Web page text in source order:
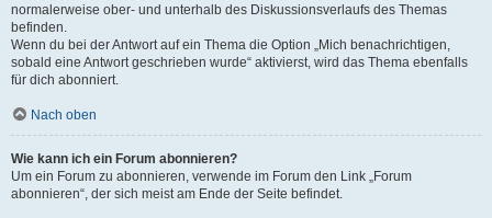
normalerweise ober- und unterhalb des Diskussionsverlaufs des Themas
befinden.
Wenn du bei der Antwort auf ein Thema die Option „Mich benachrichtigen,
sobald eine Antwort geschrieben wurde“ aktivierst, wird das Thema ebenfalls
für dich abonniert.
Nach oben
Wie kann ich ein Forum abonnieren?
Um ein Forum zu abonnieren, verwende im Forum den Link „Forum
abonnieren“, der sich meist am Ende der Seite befindet.